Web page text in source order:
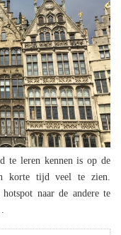
te leren kennen is op de
korte tijd veel te zien.
naar de andere te